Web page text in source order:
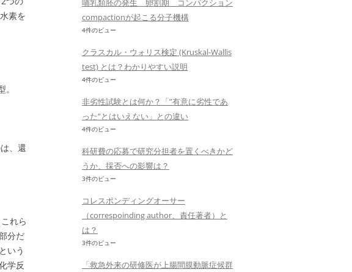
素を
、還
れら
分だ
いう
学反
哺乳類胚の発生 卵割期 コンパクション
compactionが起こる分子機構
4件のビュー
クラスカル・ウォリス検定 (Kruskal-Wallis
test) とは？わかりやすい説明
4件のビュー
非劣性試験とは何か？「”有意に劣性であ
った”とはいえない」との違い
4件のビュー
科研費の応募で研究分担者を置くべきかど
うか、採否への影響は？
3件のビュー
コレスポンディングオーサー
（correspoinding author、責任著者）と
は？
3件のビュー
「救急外来の研修医が上腸間膜動脈症候群